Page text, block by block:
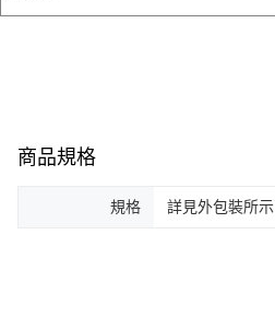
商品規格
規格 詳見外包裝所示